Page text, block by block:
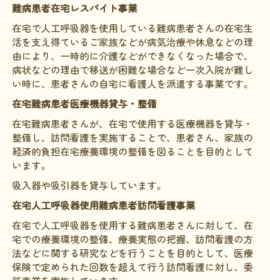
難病患者在宅レスパイト事業
在宅で人工呼吸器を使用している難病患者さんの在宅生
活を支え得ているご家族などが病気治療や休息などの理
由により、一時的に介護などができなくなった場合で、
病状などの理由で移送が困難な場合など一次入院が難し
い時に、患者さんの自宅に看護人を派遣する事業です。
在宅難病患者医療機器貸与・整備
在宅難病患者さんが、在宅で使用する医療機器を貸与・
整備し、訪問看護を実施することで、患者さん、家族の
経済的負担在宅療養環境の整備を図ることを目的として
います。
吸入器や吸引器を貸与しています。
在宅人工呼吸器使用難病患者訪問看護事業
在宅で人工呼吸器を使用する難病患者さんに対して、在
宅での療養環境の整備、療養実態の把握、訪問看護の方
法などに関する研究などを行うことを目的として、医療
保険で定められた回数を超えて行う訪問看護に対し、委